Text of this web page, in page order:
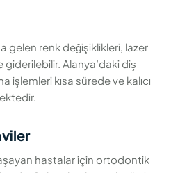
gelen renk değişiklikleri, lazer
Alanya’daki diş
işlemleri kısa sürede ve kalıcı
hastalar için ortodontik